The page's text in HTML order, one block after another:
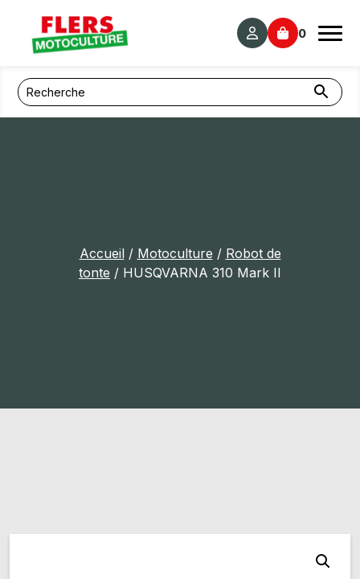
0
Accueil/ Motoculture / Robot de
tonte / HUSQVARNA 310 Mark II